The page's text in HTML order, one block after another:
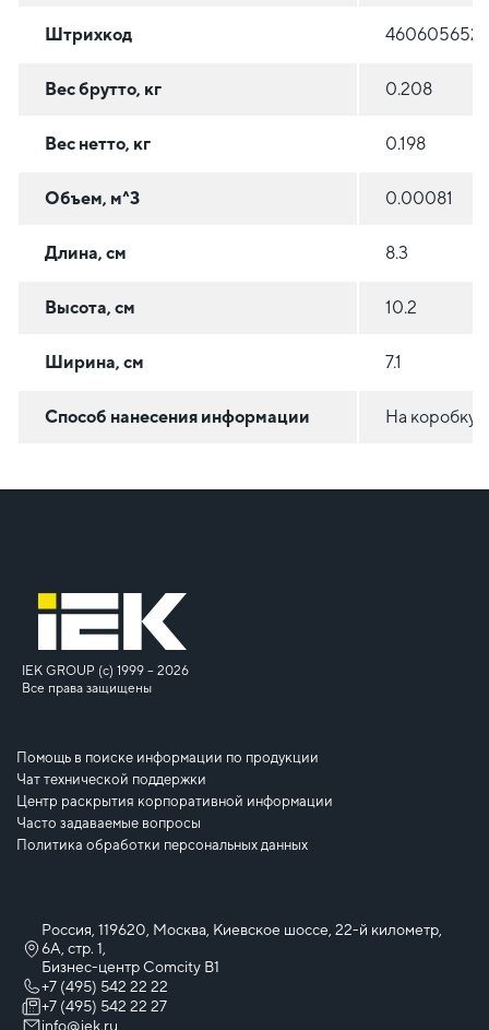
Штрихкод
Вес брутто, кг 0.208
Вес нетто, кг 0.198
Объем, м^3 0.00081
Длина, см 8.3
Высота, см 10.2
Ширина, см 7.1
Способ нанесения информации На коробку
IEK GROUP (c) 1999 – 2026
Все права защищены
Помощь в поиске информации по продукции
Чат технической поддержки
Центр раскрытия корпоративной информации
Часто задаваемые вопросы
Политика обработки персональных данных
Россия, 119620, Москва, Киевское шоссе, 22-й километр,
6А, стр. 1,
Бизнес-центр Comcity B1
+7 (495) 542 22 22
+7 (495) 542 22 27
info@iek.ru